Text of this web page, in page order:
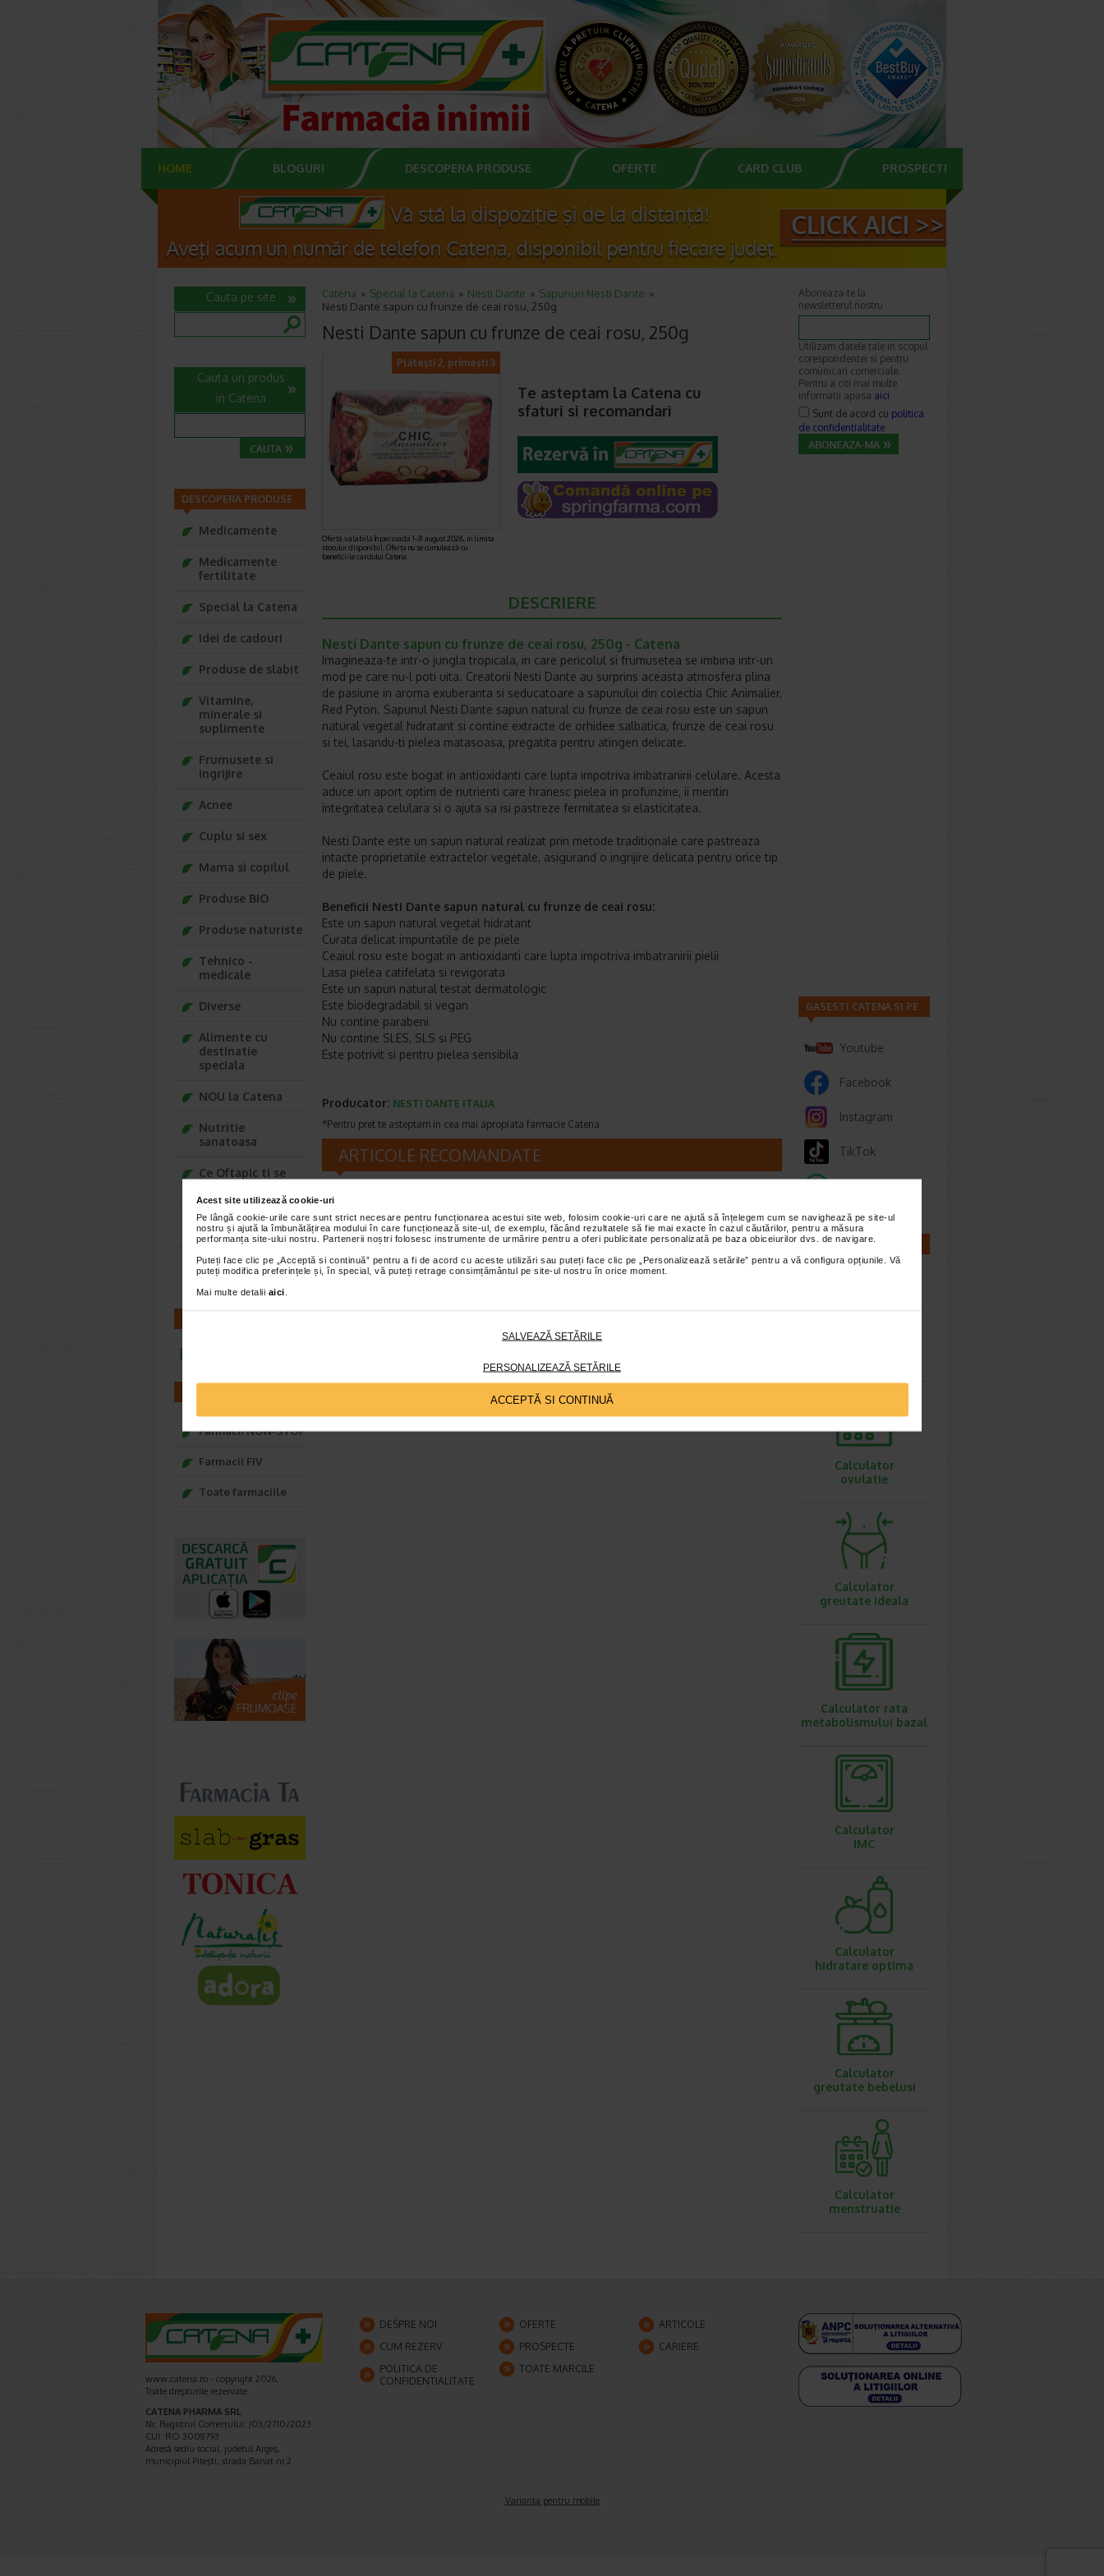
Acest site utilizează cookie-uri
Pe lângă cookie-urile care sunt strict necesare pentru funcționarea acestui site web, folosim cookie-uri care ne ajută să înțelegem cum se navighează pe site-ul
nostru și ajută la îmbunătățirea modului în care funcționează site-ul, de exemplu, făcând rezultatele să fie mai exacte în cazul căutărilor, pentru a măsura
performanța site-ului nostru. Partenerii noștri folosesc instrumente de urmărire pentru a oferi publicitate personalizată pe baza obiceiurilor dvs. de navigare.
Puteți face clic pe „Acceptă si continuă” pentru a fi de acord cu aceste utilizări sau puteți face clic pe „Personalizează setările” pentru a vă configura opțiunile. Vă
puteți modifica preferințele și, în special, vă puteți retrage consimțământul pe site-ul nostru în orice moment.
Mai multe detalii aici
SALVEAZĂ SETĂRILE
PERSONALIZEAZĂ SETĂRILE
ACCEPTĂ SI CONTINUĂ
HOME BLOGURI DESCOPERA PRODUSE OFERTE CARD CLUB PROSPECTE
Catena Special la Catena Nesti Dante
Sapunuri Nesti Dante
Nesti Dante sapun cu frunze de ceai rosu, 250g
Nesti Dante sapun cu frunze de ceai rosu, 250g
Plătești 2, primești 3
Ofertă valabilă în perioada 1-31 august 2026, in limita
stocului disponibil. Oferta nu se cumulează cu
beneficiile cardului Catena.
Te asteptam la Catena cu
sfaturi si recomandari
DESCRIERE
Nesti Dante sapun cu frunze de ceai rosu, 250g - Catena
Imagineaza-te intr-o jungla tropicala, in care pericolul si frumusetea se imbina intr-un
mod pe care nu-l poti uita. Creatorii Nesti Dante au surprins aceasta atmosfera plina
de pasiune in aroma exuberanta si seducatoare a sapunului din colectia Chic Animalier,
Red Pyton. Sapunul Nesti Dante sapun natural cu frunze de ceai rosu este un sapun
natural vegetal hidratant si contine extracte de orhidee salbatica, frunze de ceai rosu
si tei, lasandu-ti pielea matasoasa, pregatita pentru atingeri delicate.
Ceaiul rosu este bogat in antioxidanti care lupta impotriva imbatranirii celulare. Acesta
aduce un aport optim de nutrienti care hranesc pielea in profunzine, ii mentin
integritatea celulara si o ajuta sa isi pastreze fermitatea si elasticitatea.
Nesti Dante este un sapun natural realizat prin metode traditionale care pastreaza
intacte proprietatile extractelor vegetale, asigurand o ingrijire delicata pentru orice tip
de piele.
Beneficii Nesti Dante sapun natural cu frunze de ceai rosu:
Este un sapun natural vegetal hidratant
Curata delicat impuritatile de pe piele
Ceaiul rosu este bogat in antioxidanti care lupta impotriva imbatranirii pielii
Lasa pielea catifelata si revigorata
Este un sapun natural testat dermatologic
Este biodegradabil si vegan
Nu contine parabeni
Nu contine SLES, SLS si PEG
Este potrivit si pentru pielea sensibila
Producator: NESTI DANTE ITALIA
*Pentru pret te asteptam in cea mai apropiata farmacie Catena
ARTICOLE RECOMANDATE
Corp frumos
Timp de citire: 6 minute, 15 secunde
30 ianuarie 2025
Cauza generala a pielii uscate este lipsa de umiditate. Dar de unde vine
aceasta lipsa de umiditate? Pielea uscata este cauzata de afectarea barierei
Cauta pe site
Cauta un produs
in Catena
DESCOPERA PRODUSE
Medicamente
Medicamente
fertilitate
Special la Catena
Idei de cadouri
Produse de slabit
Vitamine,
minerale si
suplimente
Frumusete si
ingrijire
Acnee
Cuplu si sex
Mama si copilul
Produse BIO
Produse naturiste
Tehnico -
medicale
Diverse
Alimente cu
destinatie
speciala
NOU la Catena
Nutritie
sanatoasa
Ce Oftapic ti se
Adora – Adorabili
din prima clipa
Seturi cadou
Baylis&Harding
Farmacii NON-STOP
Farmacii FIV
Toate farmaciile
Aboneaza-te la
newsletterul nostru
Utilizam datele tale in scopul
corespondentei si pentru
comunicari comerciale.
Pentru a citi mai multe
informatii apasa aici.
Sunt de acord cu politica
de confidentialitate
GASESTI CATENA SI PE
Youtube
Facebook
Instagram
TikTok
CALCULATOARE
Calculator
ovulatie
Calculator
greutate ideala
Calculator rata
metabolismului bazal
Calculator
IMC
Calculator
hidratare optima
Calculator
greutate bebelusi
Calculator
menstruatie
www.catena.ro - copyright 2026,
Toate drepturile rezervate
CATENA PHARMA SRL
Nr. Registrul Comerţului: J03/2710/2023
CUI: RO 3008793
Adresă sediu social: judetul Argeş,
municipiul Piteşti, strada Banat nr.2
DESPRE NOI OFERTE
ARTICOLE
CUM REZERV
PROSPECTE
CARIERE
POLITICA DE
CONFIDENTIALITATE
TOATE MARCILE
Varianta pentru mobile